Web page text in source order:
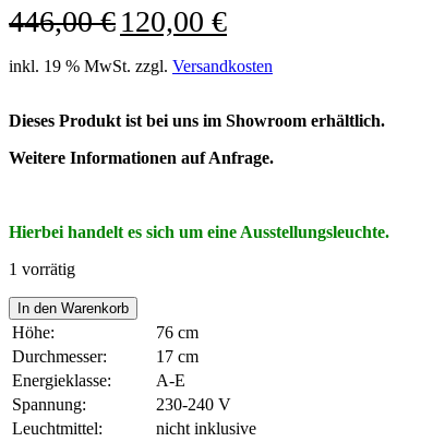
446,00€ Ursprünglicher
Preis
446,00 €
120,00 €Aktueller
Preis
120,00 €.
inkl. 19 % MwSt. zzgl. Versandkosten
Dieses Produkt ist bei uns im Showroom erhältlich.
Weitere Informationen auf Anfrage.
Hierbei handelt es sich um eine Ausstellungsleuchte.
1 vorrätig
DON
GINO
CT118
4G
INT
Menge
In den Warenkorb
Höhe:
76 cm
Durchmesser:
17 cm
Energieklasse:
A-E
Spannung:
230-240 V
Leuchtmittel:
nicht inklusive